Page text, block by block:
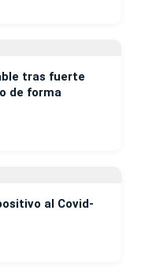
tras fuerte
de forma
al Covid-